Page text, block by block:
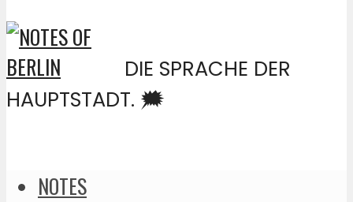
DIE SPRACHE DER
HAUPTSTADT. 🗯️
NOTES